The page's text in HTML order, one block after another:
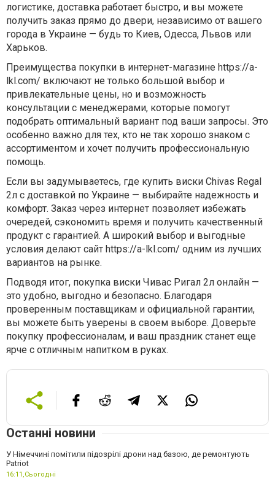
логистике, доставка работает быстро, и вы можете
получить заказ прямо до двери, независимо от вашего
города в Украине — будь то Киев, Одесса, Львов или
Харьков.
Преимущества покупки в интернет-магазине https://a-
lkl.com/ включают не только большой выбор и
привлекательные цены, но и возможность
консультации с менеджерами, которые помогут
подобрать оптимальный вариант под ваши запросы. Это
особенно важно для тех, кто не так хорошо знаком с
ассортиментом и хочет получить профессиональную
помощь.
Если вы задумываетесь, где купить виски Chivas Regal
2л с доставкой по Украине — выбирайте надежность и
комфорт. Заказ через интернет позволяет избежать
очередей, сэкономить время и получить качественный
продукт с гарантией. А широкий выбор и выгодные
условия делают сайт https://a-lkl.com/ одним из лучших
вариантов на рынке.
Подводя итог, покупка виски Чивас Ригал 2л онлайн —
это удобно, выгодно и безопасно. Благодаря
проверенным поставщикам и официальной гарантии,
вы можете быть уверены в своем выборе. Доверьте
покупку профессионалам, и ваш праздник станет еще
ярче с отличным напитком в руках.
Останні новини
У Німеччині помітили підозрілі дрони над базою, де ремонтують
Patriot
16:11,Сьогодні